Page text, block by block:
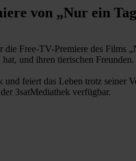
von „Nur ein
die Free-TV-Premiere des
und ihren tierischen
feiert das Leben trotz
3satMediathek verfügbar.